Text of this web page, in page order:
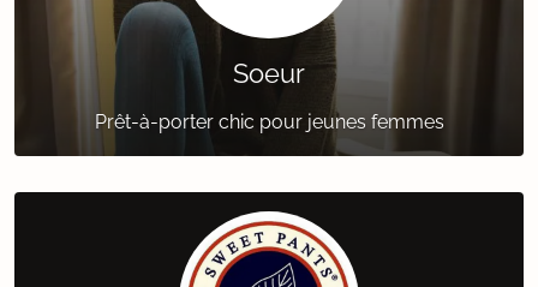
Soeur
Prêt-à-porter chic pour jeunes femmes